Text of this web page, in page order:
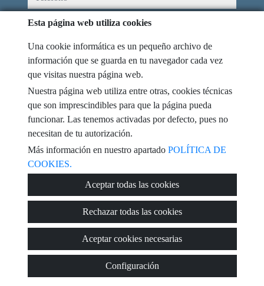
e-mail
He leído y acepto las condiciones de uso ypolítica de privacidad
mensaje
Captcha
IC2 Gestión Inmobiliaria · Política de privacidad
Aviso legal· Soporte:
Esta página web utiliza cookies
Una cookie informática es un pequeño archivo de
información que se guarda en tu navegador cada vez
que visitas nuestra página web.
Nuestra página web utiliza entre otras, cookies técnicas
que son imprescindibles para que la página pueda
funcionar. Las tenemos activadas por defecto, pues no
necesitan de tu autorización.
Más información en nuestro apartado POLÍTICA DE
COOKIES.
Aceptar todas las cookies
Rechazar todas las cookies
Aceptar cookies necesarias
Configuración